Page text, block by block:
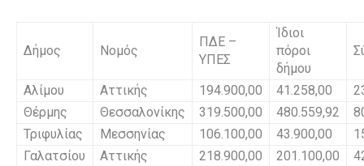
Δήμος Νομός
ΠΔΕ –
ΥΠΕΣ
Ίδιοι
πόροι
δήμου
Αλίμου Αττικής 194.900,00 41.258,00
Θέρμης
Θεσσαλονίκης 319.500,00 480.559,92
Τριφυλίας
Μεσσηνίας 106.100,00 43.900,00
Γαλατσίου
Αττικής 218.900,00 201.100,00